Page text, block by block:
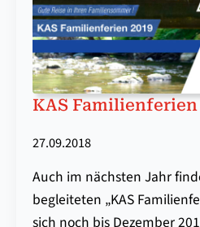
KAS Familienferien
27.09.2018
Auch im nächsten Jahr
begleiteten „KAS
sich noch bis Dezember